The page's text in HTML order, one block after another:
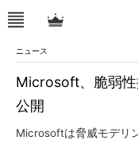
ニュース
Microsoft、脆弱
公開
Microsoftは脅威モデリ